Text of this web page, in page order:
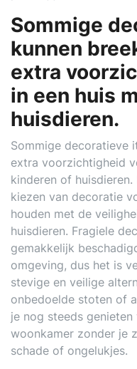
Sommige
kunnen
extra
in een huis
huisdieren.
Sommige decoratieve
extra voorzichtigheid
kinderen of
kiezen van decoratie
houden met de
huisdieren. Fragiele
gemakkelijk
omgeving, dus het is
stevige en veilige
onbedoelde stoten of
je nog steeds
woonkamer zonder je
schade of ongelukjes.